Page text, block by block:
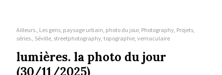
Ailleurs., Les gens, paysage urbain, photo du jour, Photography, Projets,
séries., Séville, streetphotography, topographie, vernaculaire
lumières. la photo du jour
(30/11/2025)